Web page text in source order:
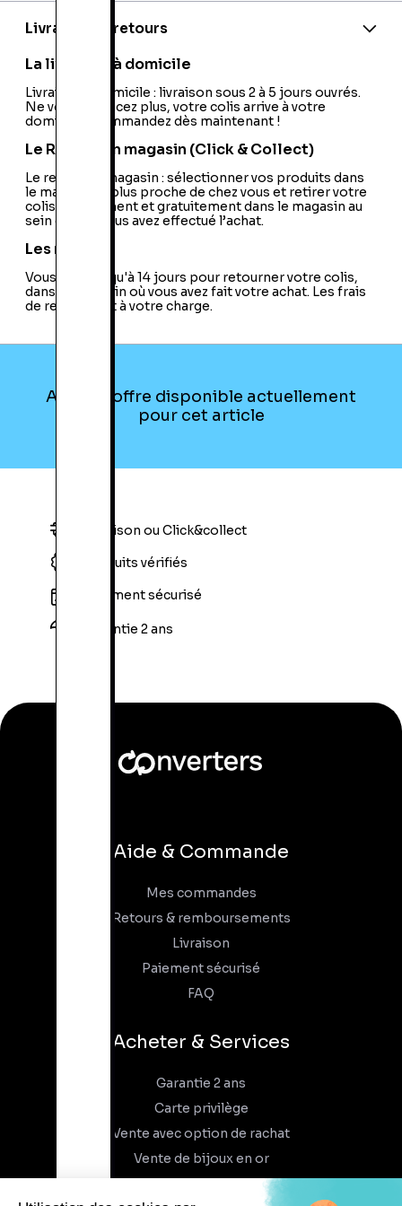
Livraison et retours
La livraison à domicile
Livraison à domicile : livraison sous 2 à 5 jours ouvrés.
Ne vous déplacez plus, votre colis arrive à votre
domicile ! Commandez dès maintenant !
Le Retrait en magasin (Click & Collect)
Le retrait en magasin : sélectionner vos produits dans
le magasin le plus proche de chez vous et retirer votre
colis directement et gratuitement dans le magasin au
sein duquel vous avez effectué l’achat.
Les retours
Vous avez jusqu'à 14 jours pour retourner votre colis,
dans le magasin où vous avez fait votre achat. Les frais
de retour sont à votre charge.
Aucune offre disponible actuellement
pour cet article
Livraison ou Click&collect
Produits vérifiés
Paiement sécurisé
Garantie 2 ans
Aide & Commande
Mes commandes
Retours & remboursements
Livraison
Paiement sécurisé
FAQ
Acheter & Services
Garantie 2 ans
Carte privilège
Vente avec option de rachat
Vente de bijoux en or